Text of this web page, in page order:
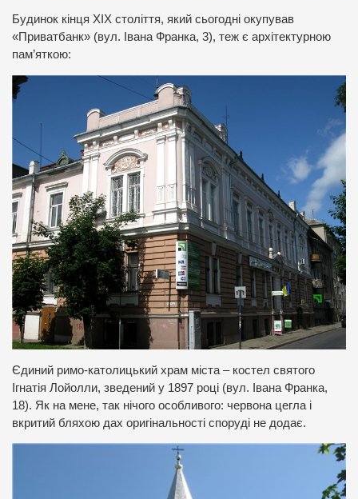
Будинок кінця ХІХ століття, який сьогодні окупував
«Приватбанк» (вул. Івана Франка, 3), теж є архітектурною
пам’яткою:
Єдиний римо-католицький храм міста – костел святого
Ігнатія Лойолли, зведений у 1897 році (вул. Івана Франка,
18). Як на мене, так нічого особливого: червона цегла і
вкритий бляхою дах оригінальності споруді не додає.